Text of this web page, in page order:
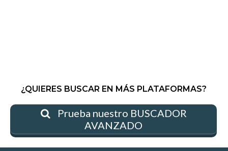
¿QUIERES BUSCAR EN MÁS PLATAFORMAS?
Prueba nuestro BUSCADOR
AVANZADO